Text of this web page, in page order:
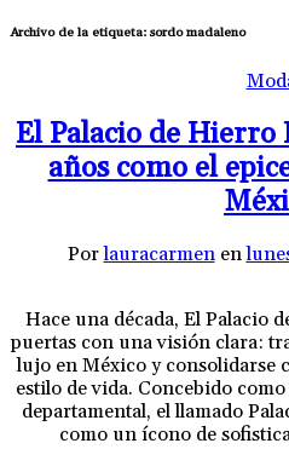
Archivo de la etiqueta: sordo madaleno
El Palacio de Hierro
años como el
Porlauracarmen en
Hace una década, El Palacio
puertas con una visión clara:
lujo en México y consolidarse
estilo de vida. Concebido
departamental, el llamado
como un ícono de